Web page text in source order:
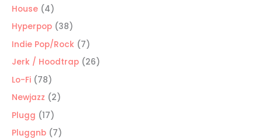
productos
House 44
productos
Hyperpop 3838
productos
Indie Pop/Rock 77
productos
Jerk / Hoodtrap 2626
Lo-Fi 7878
productos
Newjazz 22
Plugg 1717
productos
Pluggnb 77